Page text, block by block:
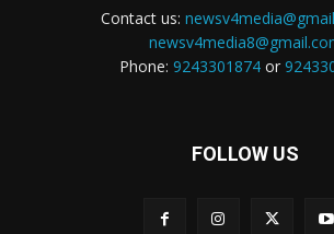
Contact us:
Phone: 9243301874or
FOLLOW US